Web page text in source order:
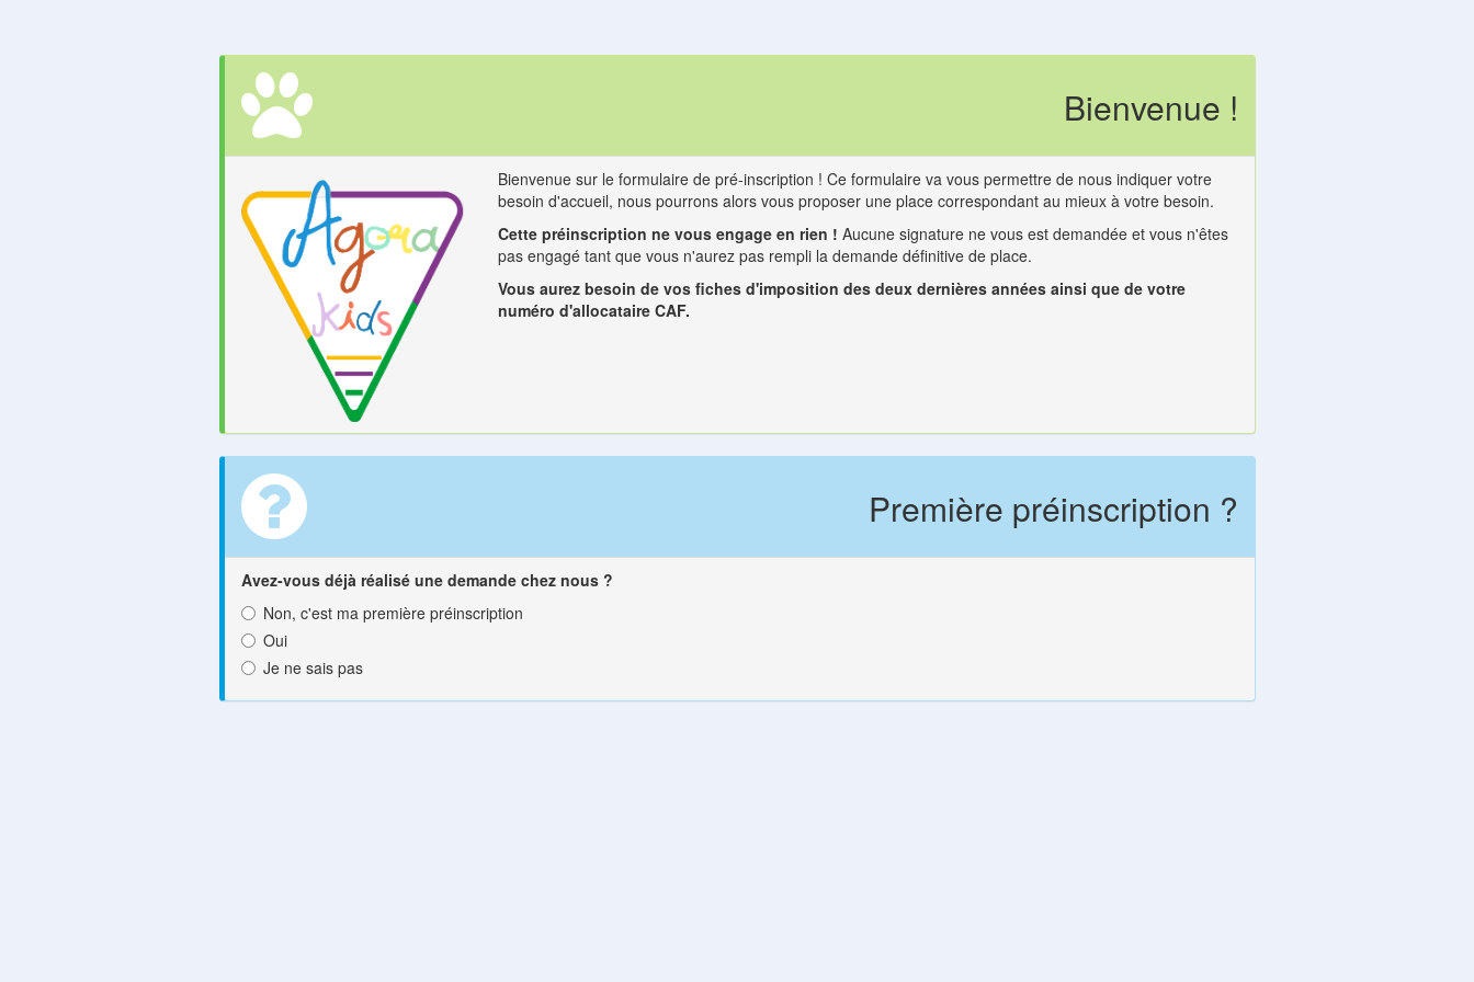
Bienvenue !
Bienvenue sur le formulaire de pré-inscription ! Ce formulaire va vous permettre de nous indiquer votre
besoin d'accueil, nous pourrons alors vous proposer une place correspondant au mieux à votre besoin.
Cette préinscription ne vous engage en rien ! Aucune signature ne vous est demandée et vous n'êtes
pas engagé tant que vous n'aurez pas rempli la demande définitive de place.
Vous aurez besoin de vos fiches d'imposition des deux dernières années ainsi que de votre
numéro d'allocataire CAF.
Première préinscription ?
Avez-vous déjà réalisé une demande chez nous ?
Non, c'est ma première préinscription
Oui
Je ne sais pas